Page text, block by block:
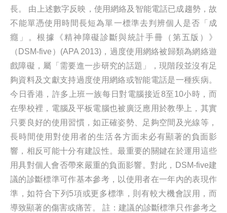
長。 由上述數字反映，使用網絡及智能電話已成趨勢，故
不能單憑使用時間長短為單一標準去判辨個人是否「成
癮」。根據《精神障礙診斷與統計手冊（第五版）》
（DSM-five）(APA 2013)，過度使用網絡被歸類為網絡遊
戲障礙，屬「需要進一步研究的話題」，現階段並沒有足
夠資料及文獻支持過度使用網絡或智能電話是一種疾病。
今日香港，許多上班一族每日對電腦接近8至10小時，而
在學校裡，電腦及平板電腦也被廣泛應用於教學上，其實
只要良好的使用習慣，如正確姿勢、足夠空間及光線等，
長時間使用對使用者的生活各方面未必有顯著的負面影
響，相反可能十分有建設性。最重要的關鍵在於運用這些
用具對個人會否帶來嚴重的負面影響。對此，DSM-five建
議的診斷標準可作基本參考，以使用者在一年內的表現作
準，如符合下列5項或更多標準，則有較大機會誤用，而
導致顯著的傷害或痛苦。 註：建議的診斷標準只作參考之